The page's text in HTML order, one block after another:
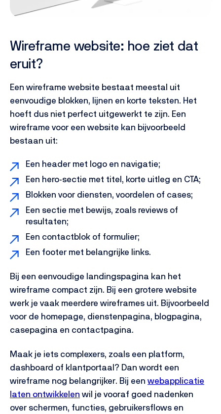
Wireframe website: hoe ziet dat
eruit?
Een wireframe website bestaat meestal uit
eenvoudige blokken, lijnen en korte teksten. Het
hoeft dus niet perfect uitgewerkt te zijn. Een
wireframe voor een website kan bijvoorbeeld
bestaan uit:
Een header met logo en navigatie;
Een hero-sectie met titel, korte uitleg en CTA;
Blokken voor diensten, voordelen of cases;
Een sectie met bewijs, zoals reviews of
resultaten;
Een contactblok of formulier;
Een footer met belangrijke links.
Bij een eenvoudige landingspagina kan het
wireframe compact zijn. Bij een grotere website
werk je vaak meerdere wireframes uit. Bijvoorbeeld
voor de homepage, dienstenpagina, blogpagina,
casepagina en contactpagina.
Maak je iets complexers, zoals een platform,
dashboard of klantportaal? Dan wordt een
wireframe nog belangrijker. Bij een webapplicatie
laten ontwikkelen wil je vooraf goed nadenken
over schermen, functies, gebruikersflows en